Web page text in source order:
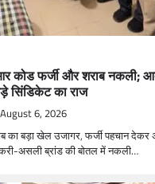
कोड फर्जी और शराब नकली;
सिंडिकेट का राज
August 6, 2026
बड़ा खेल उजागर, फर्जी पहचान देकर
असली ब्रांड की बोतल में नकली…